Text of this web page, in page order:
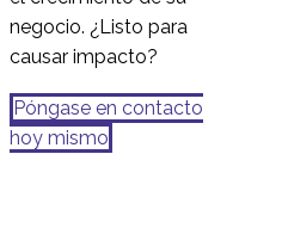
negocio. ¿Listo para
causar impacto?
Póngase en contacto
hoy mismo